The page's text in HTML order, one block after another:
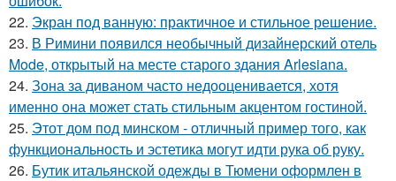
22. Экран под ванную: практичное и стильное решение.
23. В Римини появился необычный дизайнерский отель
Mode, открытый на месте старого здания Arlesiana.
24. Зона за диваном часто недооценивается, хотя
именно она может стать стильным акцентом гостиной.
25. Этот дом под минском - отличный пример того, как
функциональность и эстетика могут идти рука об руку.
26. Бутик итальянской одежды в Тюмени оформлен в